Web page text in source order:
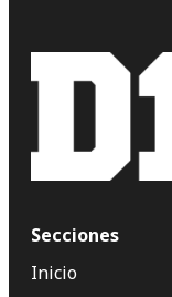
Secciones
Inicio